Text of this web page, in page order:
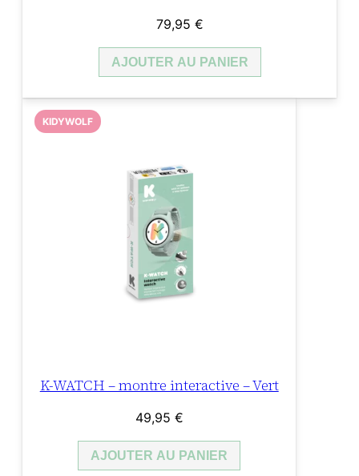
79,95 €
AJOUTER AU PANIER
K-WATCH – montre interactive – Vert
KIDYWOLF
49,95 €
AJOUTER AU PANIER